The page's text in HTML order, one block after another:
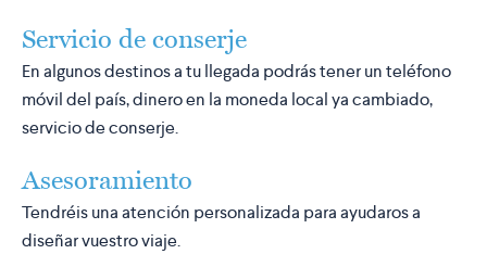
Servicio de conserje
En algunos destinos a tu llegada podrás tener un teléfono
móvil del país, dinero en la moneda local ya cambiado,
servicio de conserje.
Asesoramiento
Tendréis una atención personalizada para ayudaros a
diseñar vuestro viaje.